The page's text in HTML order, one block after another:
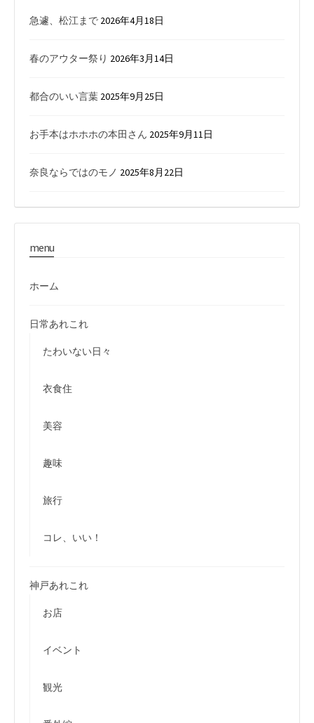
急遽、松江まで 2026年4月18日
春のアウター祭り 2026年3月14日
都合のいい言葉 2025年9月25日
お手本はホホホの本田さん 2025年9月11日
奈良ならではのモノ 2025年8月22日
menu
ホーム
日常あれこれ
たわいない日々
衣食住
美容
趣味
旅行
コレ、いい！
神戸あれこれ
お店
イベント
観光